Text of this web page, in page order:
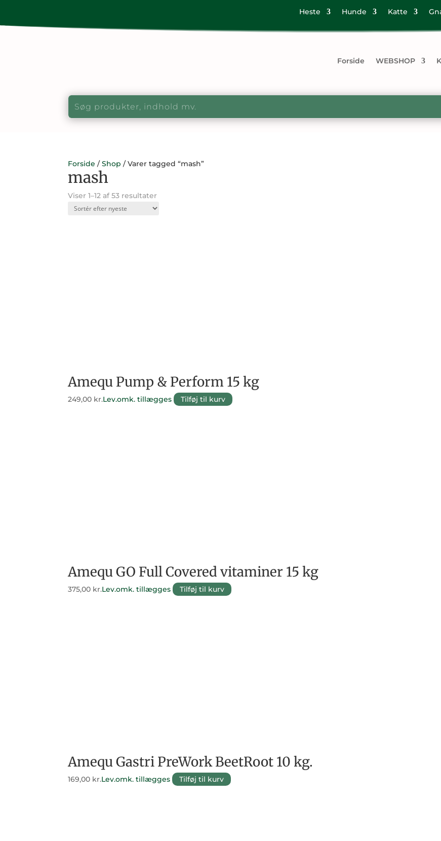
Heste Hunde Katte
Forside WEBSHOP
Forside /Shop / Varer tagged “mash”
mash
Viser 1–12 af 53 resultater
efter
Amequ Pump & Perform 15 kg
249,00 kr.Lev.omk. tillægges Tilføj til kurv
Amequ GO Full Covered vitaminer 15 kg
375,00 kr.Lev.omk. tillægges Tilføj til kurv
Amequ Gastri PreWork BeetRoot 10 kg.
169,00 kr.Lev.omk. tillægges Tilføj til kurv